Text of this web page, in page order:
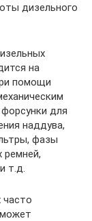
дизельного
на
помощи
для
наддува,
фазы
ремней,
т.д.
часто